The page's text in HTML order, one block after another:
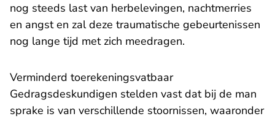
nog steeds last van herbelevingen, nachtmerries
en angst en zal deze traumatische gebeurtenissen
nog lange tijd met zich meedragen.
Verminderd toerekeningsvatbaar
Gedragsdeskundigen stelden vast dat bij de man
sprake is van verschillende stoornissen, waaronder